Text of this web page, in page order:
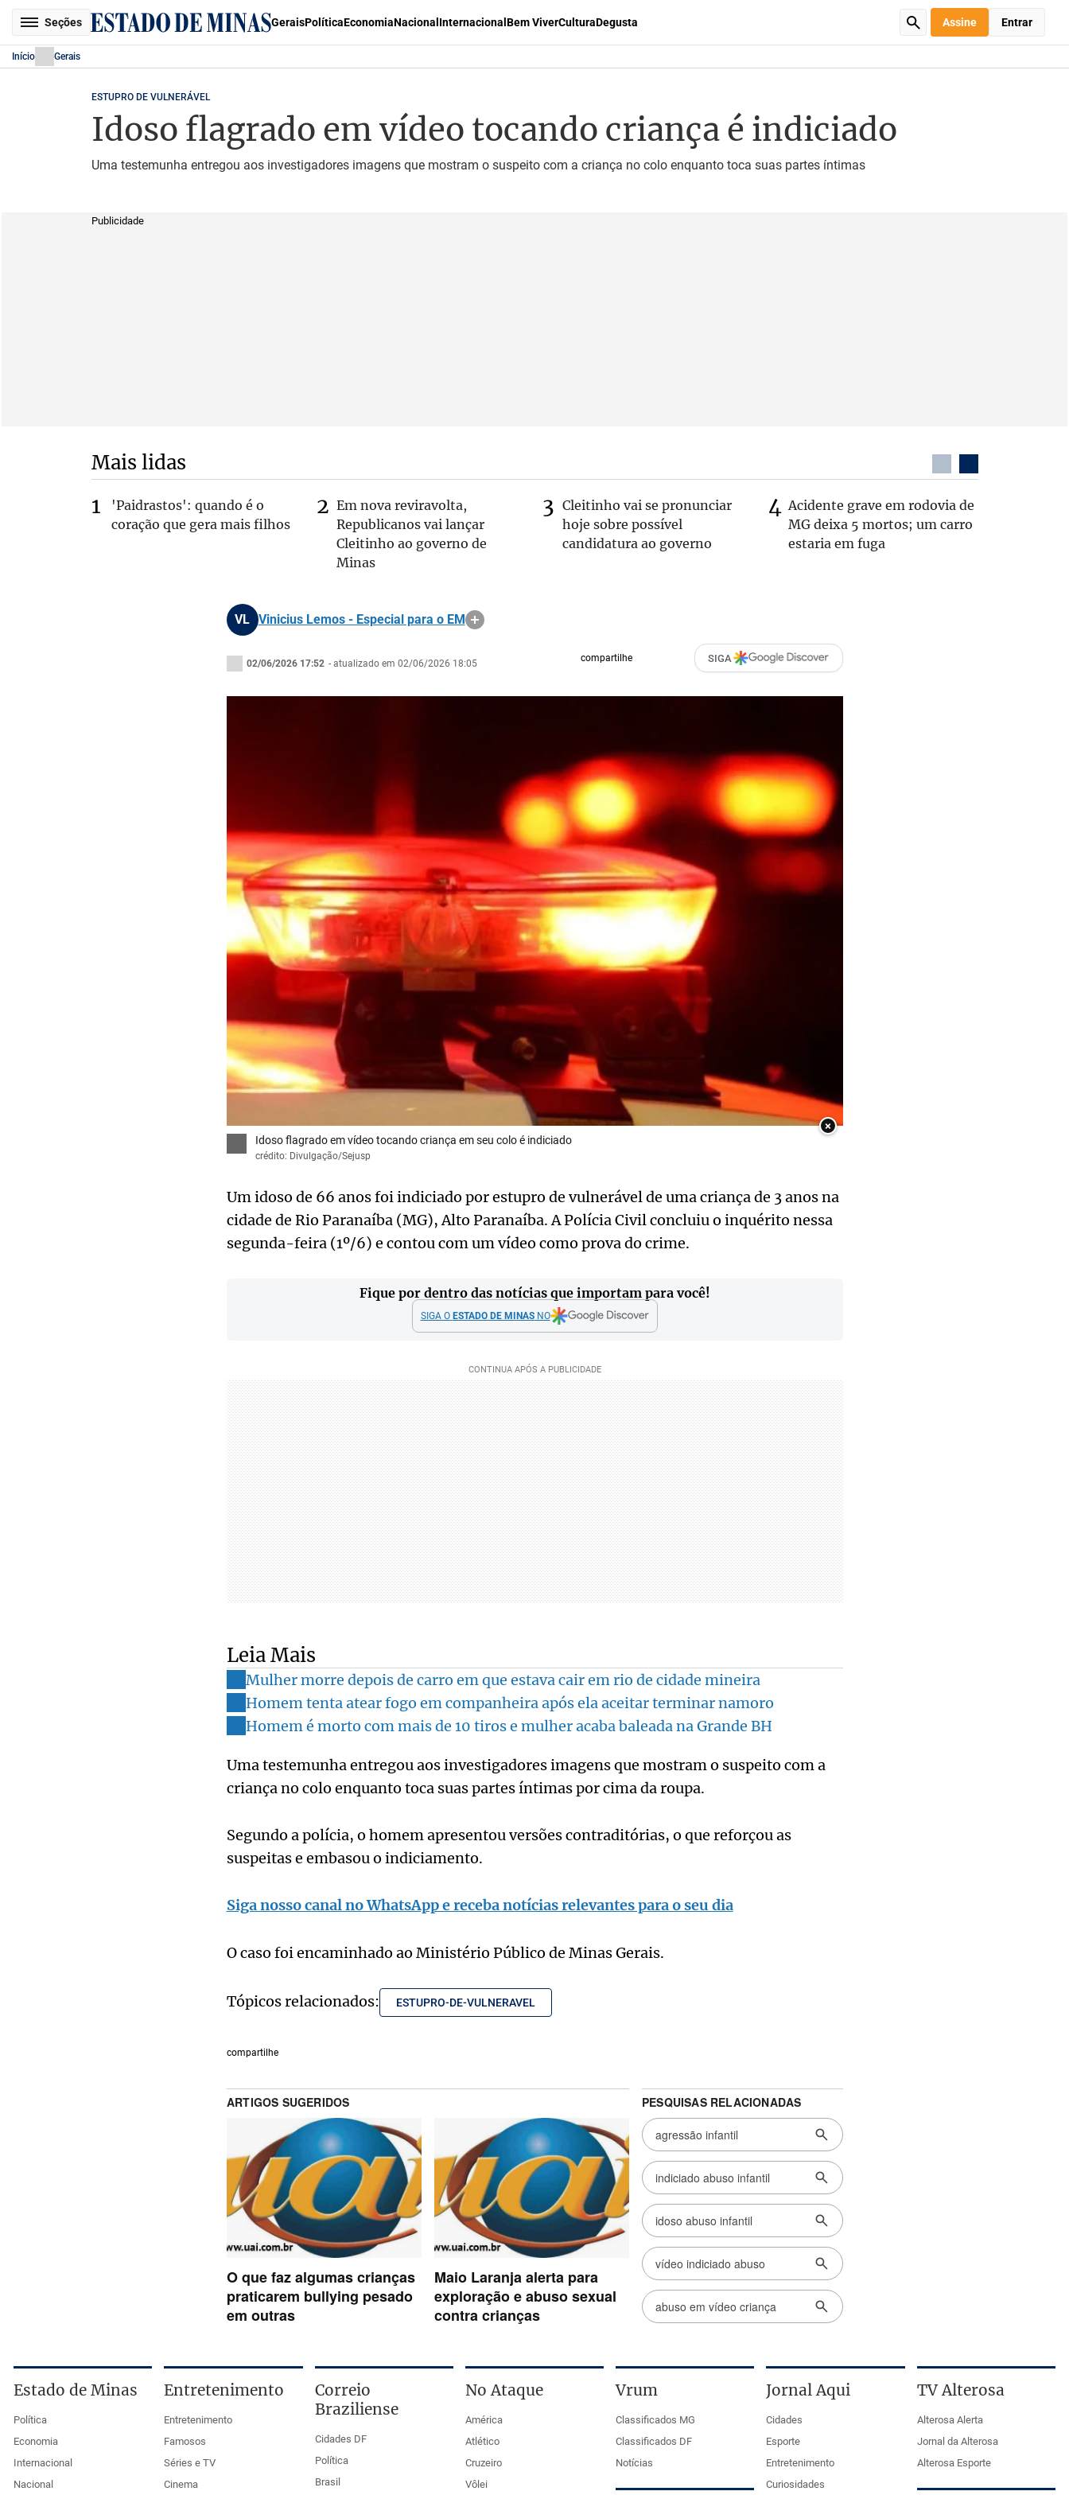
Seções GeraisPolíticaEconomiaNacional Internacional Bem ViverCulturaDegusta Assine Entrar
Início Gerais
ESTUPRO DE VULNERÁVEL
Idoso flagrado em vídeo tocando criança é indiciado
Uma testemunha entregou aos investigadores imagens que mostram o suspeito com a criança no colo enquanto toca suas partes íntimas
Publicidade
Mais lidas
'Paidrastos': quando é o
coração que gera mais filhos
Em nova reviravolta,
Republicanos vai lançar
Cleitinho ao governo de
Minas
Cleitinho vai se pronunciar
hoje sobre possível
candidatura ao governo
Acidente grave em rodovia de
MG deixa 5 mortos; um carro
estaria em fuga
VL Vinicius Lemos - Especial para o EM
02/06/2026 17:52 - atualizado em 02/06/2026 18:05 compartilhe SIGA
×
Idoso flagrado em vídeo tocando criança em seu colo é indiciado
crédito: Divulgação/Sejusp
Um idoso de 66 anos foi indiciado por estupro de vulnerável de uma criança de 3 anos na
cidade de Rio Paranaíba (MG), Alto Paranaíba. A Polícia Civil concluiu o inquérito nessa
segunda-feira (1º/6) e contou com um vídeo como prova do crime.
Fique por dentro das notícias que importam para você!
SIGA O ESTADO DE MINASNO
Leia Mais
Mulher morre depois de carro em que estava cair em rio de cidade mineira
Homem tenta atear fogo em companheira após ela aceitar terminar namoro
Homem é morto com mais de 10 tiros e mulher acaba baleada na Grande BH
Uma testemunha entregou aos investigadores imagens que mostram o suspeito com a
criança no colo enquanto toca suas partes íntimas por cima da roupa.
Segundo a polícia, o homem apresentou versões contraditórias, o que reforçou as
suspeitas e embasou o indiciamento.
Siga nosso canal no WhatsApp e receba notícias relevantes para o seu dia
O caso foi encaminhado ao Ministério Público de Minas Gerais.
Tópicos relacionados: ESTUPRO-DE-VULNERAVEL
compartilhe
Estado de Minas
Política
Economia
Internacional
Nacional
Entretenimento
Entretenimento
Famosos
Séries e TV
Cinema
Correio
Braziliense
Cidades DF
Política
Brasil
No Ataque
América
Atlético
Cruzeiro
Vôlei
Vrum
Classificados MG
Classificados DF
Notícias
Jornal Aqui
Cidades
Esporte
Entretenimento
Curiosidades
TV Alterosa
Alterosa Alerta
Jornal da Alterosa
Alterosa Esporte